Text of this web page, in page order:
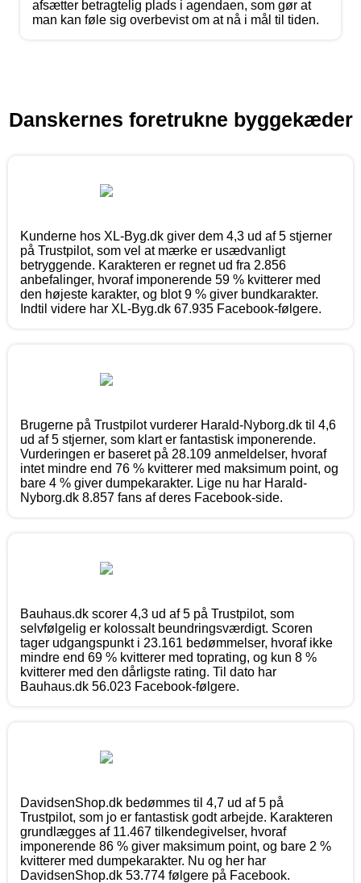
afsætter betragtelig plads i agendaen, som gør at
man kan føle sig overbevist om at nå i mål til tiden.
Danskernes foretrukne byggekæder
Kunderne hos XL-Byg.dk giver dem 4,3 ud af 5 stjerner
på Trustpilot, som vel at mærke er usædvanligt
betryggende. Karakteren er regnet ud fra 2.856
anbefalinger, hvoraf imponerende 59 % kvitterer med
den højeste karakter, og blot 9 % giver bundkarakter.
Indtil videre har XL-Byg.dk 67.935 Facebook-følgere.
Brugerne på Trustpilot vurderer Harald-Nyborg.dk til 4,6
ud af 5 stjerner, som klart er fantastisk imponerende.
Vurderingen er baseret på 28.109 anmeldelser, hvoraf
intet mindre end 76 % kvitterer med maksimum point, og
bare 4 % giver dumpekarakter. Lige nu har Harald-
Nyborg.dk 8.857 fans af deres Facebook-side.
Bauhaus.dk scorer 4,3 ud af 5 på Trustpilot, som
selvfølgelig er kolossalt beundringsværdigt. Scoren
tager udgangspunkt i 23.161 bedømmelser, hvoraf ikke
mindre end 69 % kvitterer med toprating, og kun 8 %
kvitterer med den dårligste rating. Til dato har
Bauhaus.dk 56.023 Facebook-følgere.
DavidsenShop.dk bedømmes til 4,7 ud af 5 på
Trustpilot, som jo er fantastisk godt arbejde. Karakteren
grundlægges af 11.467 tilkendegivelser, hvoraf
imponerende 86 % giver maksimum point, og bare 2 %
kvitterer med dumpekarakter. Nu og her har
DavidsenShop.dk 53.774 følgere på Facebook.